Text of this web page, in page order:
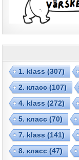
1. klass (307)
2. класс (107)
4. klass (272)
5. класс (70)
7. klass (141)
8. класс (47)